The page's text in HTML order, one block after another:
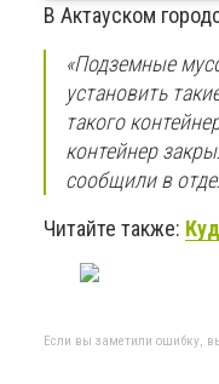
В Актауском
«Подземные
установить
такого
контейнер
сообщили в
Читайте также:
Если вы заметили ошибку,